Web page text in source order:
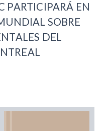
PARTICIPARÁ EN
SOBRE
DEL